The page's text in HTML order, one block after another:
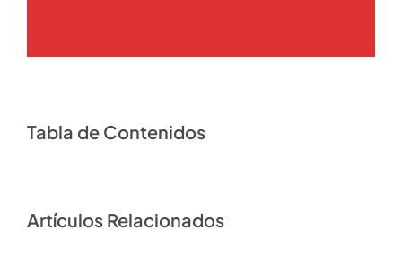
Tabla de Contenidos
Artículos Relacionados